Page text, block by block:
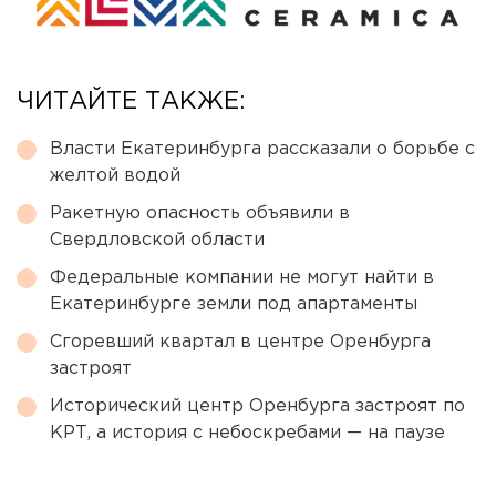
ЧИТАЙТЕ ТАКЖЕ:
Власти Екатеринбурга рассказали о борьбе с
желтой водой
Ракетную опасность объявили в
Свердловской области
Федеральные компании не могут найти в
Екатеринбурге земли под апартаменты
Сгоревший квартал в центре Оренбурга
застроят
Исторический центр Оренбурга застроят по
КРТ, а история с небоскребами — на паузе